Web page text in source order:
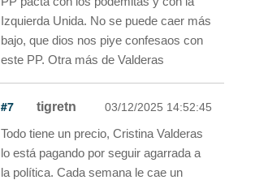
Izquierda Unida. No se puede caer más
bajo, que dios nos piye confesaos con
este PP. Otra más de Valderas
#7 tigretn 03/12/2025 14:52:45
Todo tiene un precio, Cristina Valderas
lo está pagando por seguir agarrada a
la política. Cada semana le cae un